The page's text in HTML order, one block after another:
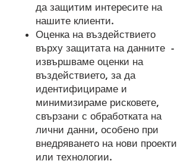
да защитим интересите на
нашите клиенти.
Оценка на въздействието
върху защитата на данните -
извършваме оценки на
въздействието, за да
идентифицираме и
минимизираме рисковете,
свързани с обработката на
лични данни, особено при
внедряването на нови проекти
или технологии.